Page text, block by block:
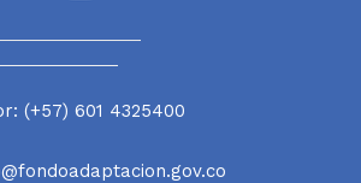
(+57) 601 4325400